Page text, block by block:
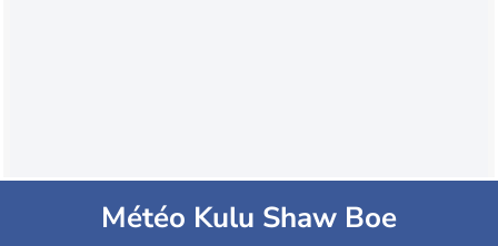
Météo Kulu Shaw Boe